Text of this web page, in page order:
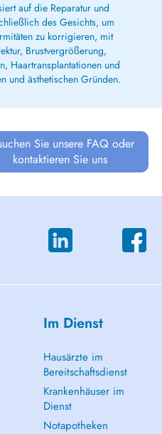
auf die Reparatur und
des Gesichts, um
zu korrigieren, mit
Brustvergrößerung,
Haartransplantationen und
und ästhetischen Gründen.
Sie unsere FAQ oder
kontaktieren Sie uns
Im Dienst
Hausärzte im
Bereitschaftsdienst
Krankenhäuser im
Dienst
Notapotheken